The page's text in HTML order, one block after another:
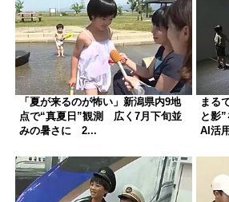
「夏が来るのが怖い」新潟県内9地
点で“真夏日”観測 広く7月下旬並
みの暑さに 2...
まる
と影
AI活